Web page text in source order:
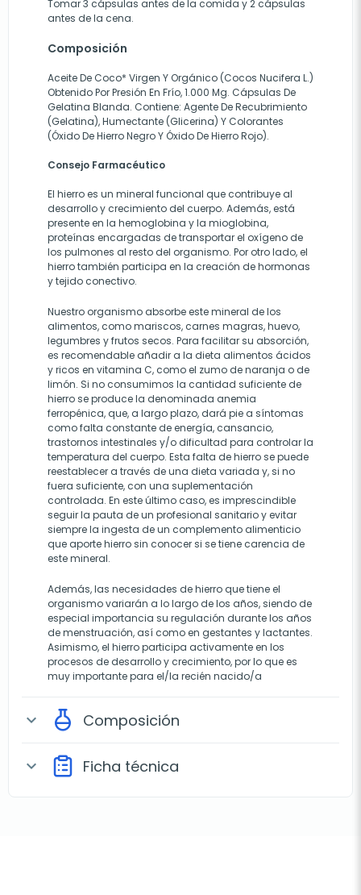
Tomar 3 cápsulas antes de la comida y 2 cápsulas
antes de la cena.
Composición
Aceite De Coco* Virgen Y Orgánico (Cocos Nucifera L.)
Obtenido Por Presión En Frío, 1.000 Mg. Cápsulas De
Gelatina Blanda. Contiene: Agente De Recubrimiento
(Gelatina), Humectante (Glicerina) Y Colorantes
(Óxido De Hierro Negro Y Óxido De Hierro Rojo).
Consejo Farmacéutico
El hierro es un mineral funcional que contribuye al
desarrollo y crecimiento del cuerpo. Además, está
presente en la hemoglobina y la mioglobina,
proteínas encargadas de transportar el oxígeno de
los pulmones al resto del organismo. Por otro lado, el
hierro también participa en la creación de hormonas
y tejido conectivo.
Nuestro organismo absorbe este mineral de los
alimentos, como mariscos, carnes magras, huevo,
legumbres y frutos secos. Para facilitar su absorción,
es recomendable añadir a la dieta alimentos ácidos
y ricos en vitamina C, como el zumo de naranja o de
limón. Si no consumimos la cantidad suficiente de
hierro se produce la denominada anemia
ferropénica, que, a largo plazo, dará pie a síntomas
como falta constante de energía, cansancio,
trastornos intestinales y/o dificultad para controlar la
temperatura del cuerpo. Esta falta de hierro se puede
reestablecer a través de una dieta variada y, si no
fuera suficiente, con una suplementación
controlada. En este último caso, es imprescindible
seguir la pauta de un profesional sanitario y evitar
siempre la ingesta de un complemento alimenticio
que aporte hierro sin conocer si se tiene carencia de
este mineral.
Además, las necesidades de hierro que tiene el
organismo variarán a lo largo de los años, siendo de
especial importancia su regulación durante los años
de menstruación, así como en gestantes y lactantes.
Asimismo, el hierro participa activamente en los
procesos de desarrollo y crecimiento, por lo que es
muy importante para el/la recién nacido/a
expand_more Composición
expand_more Ficha técnica